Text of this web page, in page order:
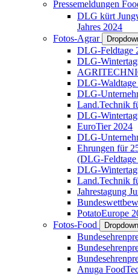
Pressemeldungen
DLG kürt
Jahres 2024
Fotos-Agrar
DLG-Feldtage
DLG-
DLG-Waldtage
DLG-
Land.Technik
DLG-
EuroTier 2024
DLG-
Ehrungen für
(DLG-Feldtage
DLG-
Land.Technik
Jahrestagung
PotatoEurope
Fotos-Food
Anuga